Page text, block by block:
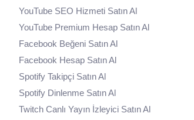
YouTube SEO Hizmeti Satın Al
YouTube Premium Hesap Satın Al
Facebook Beğeni Satın Al
Facebook Hesap Satın Al
Spotify Takipçi Satın Al
Spotify Dinlenme Satın Al
Twitch Canlı Yayın İzleyici Satın Al